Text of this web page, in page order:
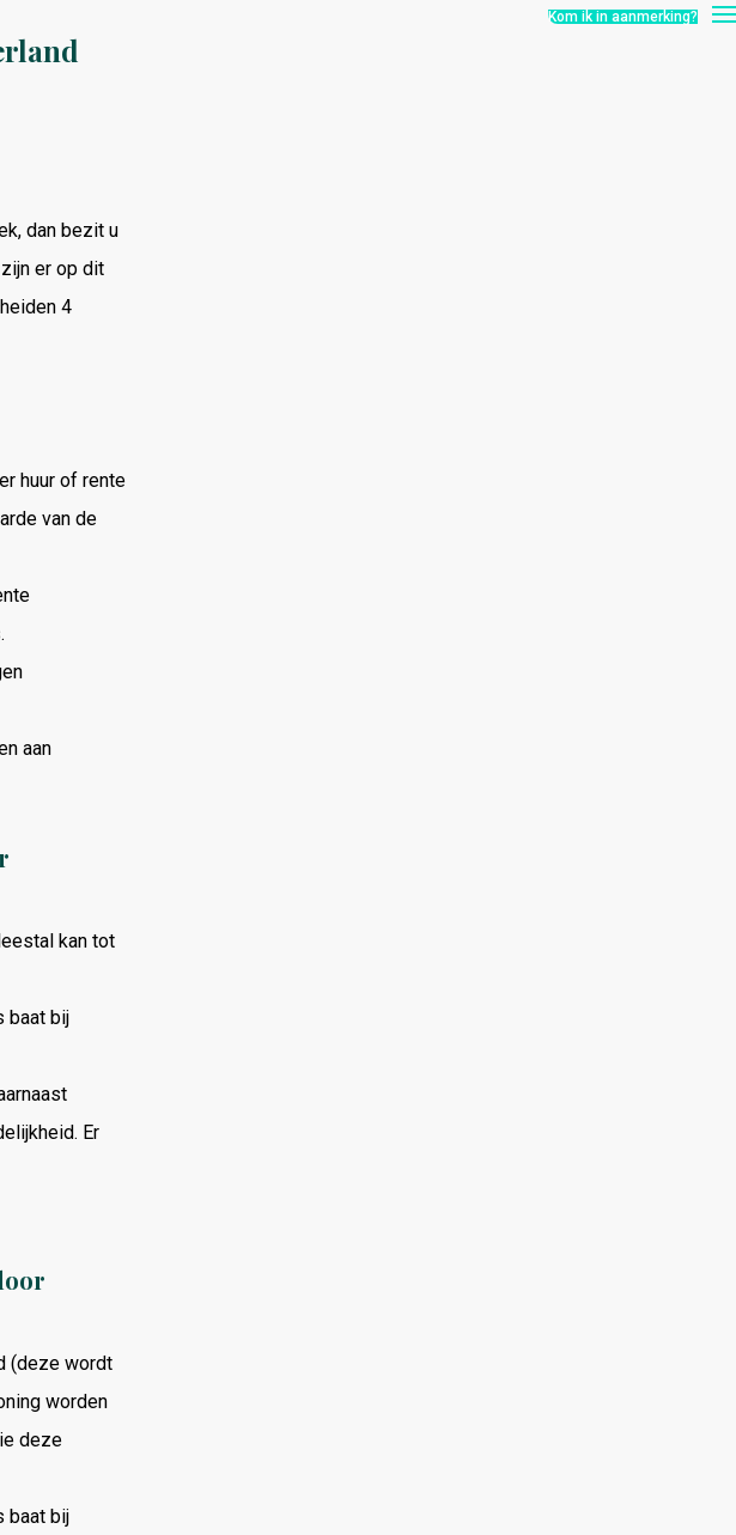
Kom ik in aanmerking?
dan bezit u
er op dit
4
huur of rente
van de
aan
kan tot
baat bij
Er
(deze wordt
worden
deze
baat bij